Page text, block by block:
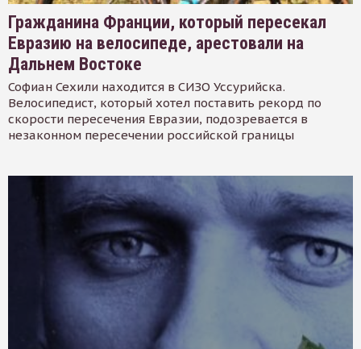
Гражданина Франции, который пересекал
Евразию на велосипеде, арестовали на
Дальнем Востоке
Софиан Сехили находится в СИЗО Уссурийска.
Велосипедист, который хотел поставить рекорд по
скорости пересечения Евразии, подозревается в
незаконном пересечении российской границы